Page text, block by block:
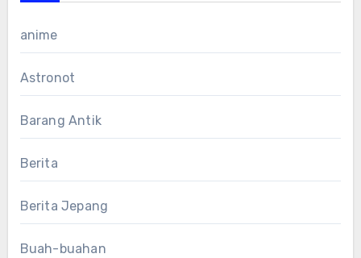
anime
Astronot
Barang Antik
Berita
Berita Jepang
Buah-buahan